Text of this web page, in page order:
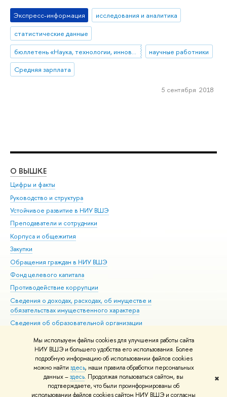
Мы используем файлы cookies для улучшения работы сайта
НИУ ВШЭ и большего удобства его использования. Более
подробную информацию об использовании файлов cookies
можно найти здесь, наши правила обработки персональных
данных –здесь. Продолжая пользоваться сайтом, вы
подтверждаете, что были проинформированы об
использовании файлов cookies сайтом НИУ ВШЭ и согласны
✖
Экспресс-информация
исследования и аналитика
статистические данные
научные работники
Средняя зарплата
5 сентября 2018
О ВЫШКЕ
Цифры и факты
Руководство и структура
Устойчивое развитие в НИУ ВШЭ
Преподаватели и сотрудники
Корпуса и общежития
Закупки
Обращения граждан в НИУ ВШЭ
Фонд целевого капитала
Противодействие коррупции
Сведения о доходах, расходах, об имуществе и
обязательствах имущественного характера
Сведения об образовательной организации
Людям с ограниченными возможностями здоровья
Единая платежная страница
Работа в Вышке
© НИУ ВШЭ 1993–2026 Адреса и контакты Условия использования